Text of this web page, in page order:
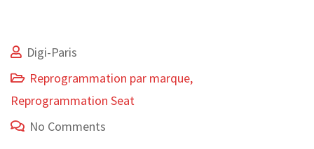
Digi-Paris
Reprogrammation par marque,
Reprogrammation Seat
No Comments